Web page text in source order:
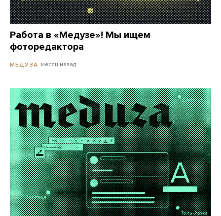
Работа в «Медузе»! Мы ищем
фоторедактора
МЕДУЗА месяц назад